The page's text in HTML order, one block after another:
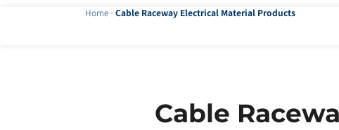
Home-Cable Raceway Electrical Material Products
Cable